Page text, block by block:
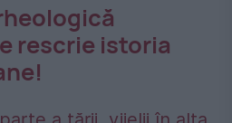
rescrie istoria